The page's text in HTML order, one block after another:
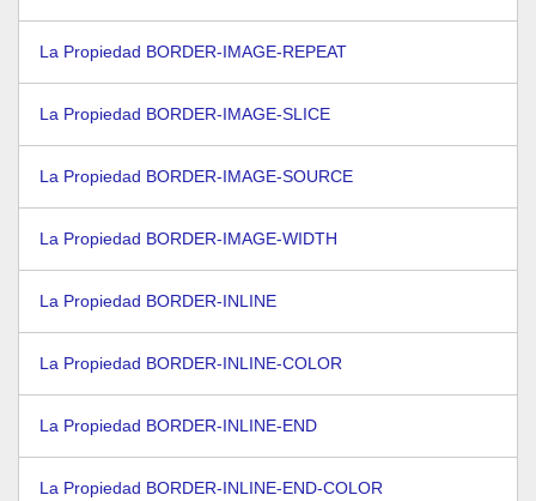
La Propiedad BORDER-IMAGE-REPEAT
La Propiedad BORDER-IMAGE-SLICE
La Propiedad BORDER-IMAGE-SOURCE
La Propiedad BORDER-IMAGE-WIDTH
La Propiedad BORDER-INLINE
La Propiedad BORDER-INLINE-COLOR
La Propiedad BORDER-INLINE-END
La Propiedad BORDER-INLINE-END-COLOR